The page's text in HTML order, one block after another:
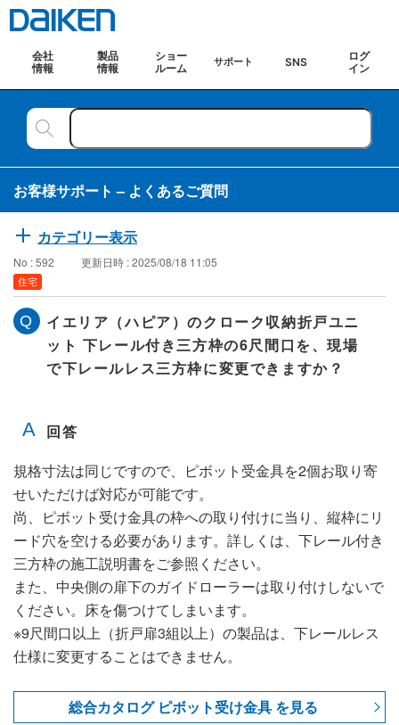
会社
情報
製品
情報
ショー
ルーム
サポート SNS
ログ
イン
お客様サポート – よくあるご質問
カテゴリー表示
No : 592 更新日時 : 2025/08/18 11:05
住宅
イエリア（ハピア）のクローク収納折戸ユニ
ット 下レール付き三方枠の6尺間口を、現場
で下レールレス三方枠に変更できますか？
規格寸法は同じですので、ピボット受金具を2個お取り寄
せいただけば対応が可能です。
尚、ピボット受け金具の枠への取り付けに当り、縦枠にリ
ード穴を空ける必要があります。詳しくは、下レール付き
三方枠の施工説明書をご参照ください。
また、中央側の扉下のガイドローラーは取り付けしないで
ください。床を傷つけてしまいます。
※9尺間口以上（折戸扉3組以上）の製品は、下レールレス
仕様に変更することはできません。
総合カタログ ピボット受け金具 を見る